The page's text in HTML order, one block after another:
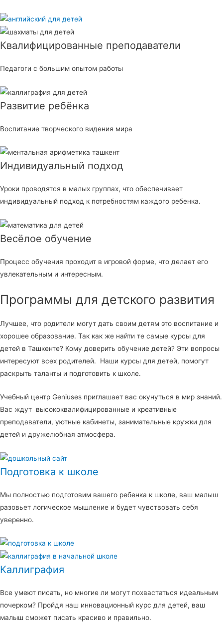
Квалифицированные преподаватели
Педагоги с большим опытом работы
Развитие ребёнка
Воспитание творческого видения мира
Индивидуальный подход
Уроки проводятся в малых группах, что обеспечивает
индивидуальный подход к потребностям каждого ребенка.
Весёлое обучение
Процесс обучения проходит в игровой форме, что делает его
увлекательным и интересным.
Программы для детского развития
Лучшее, что родители могут дать своим детям это воспитание и
хорошее образование. Так как же найти те самые курсы для
детей в Ташкенте? Кому доверить обучение детей? Эти вопросы
интересуют всех родителей. Наши курсы для детей, помогут
раскрыть таланты и подготовить к школе.
Учебный центр Geniuses приглашает вас окунуться в мир знаний.
Вас ждут высококвалифицированные и креативные
преподаватели, уютные кабинеты, занимательные кружки для
детей и дружелюбная атмосфера.
Подготовка к школе
Мы полностью подготовим вашего ребенка к школе, ваш малыш
разовьет логическое мышление и будет чувствовать себя
уверенно.
Каллиграфия
Все умеют писать, но многие ли могут похвастаться идеальным
почерком? Пройдя наш инновационный курс для детей, ваш
малыш сможет писать красиво и правильно.